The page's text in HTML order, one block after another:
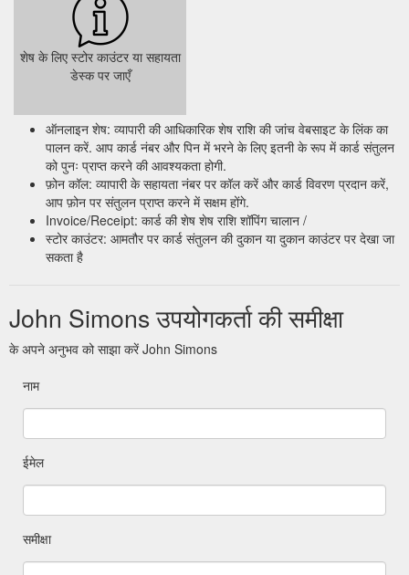
शेष के लिए स्टोर काउंटर या सहायता
डेस्क पर जाएँ
ऑनलाइन शेष: व्यापारी की आधिकारिक शेष राशि की जांच वेबसाइट के लिंक का
पालन करें. आप कार्ड नंबर और पिन में भरने के लिए इतनी के रूप में कार्ड संतुलन
को पुनः प्राप्त करने की आवश्यकता होगी.
फ़ोन कॉल: व्यापारी के सहायता नंबर पर कॉल करें और कार्ड विवरण प्रदान करें,
आप फ़ोन पर संतुलन प्राप्त करने में सक्षम होंगे.
Invoice/Receipt: कार्ड की शेष शेष राशि शॉपिंग चालान /
स्टोर काउंटर: आमतौर पर कार्ड संतुलन की दुकान या दुकान काउंटर पर देखा जा
सकता है
John Simons उपयोगकर्ता की समीक्षा
के अपने अनुभव को साझा करें John Simons
नाम
ईमेल
समीक्षा